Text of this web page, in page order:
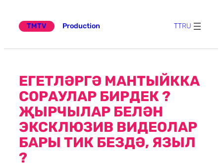
TMTV
Production TTRU
ЕГЕТЛӘРГӘ МАНТЫЙККА
СОРАУЛАР БИРДЕК ?
ҖЫРЧЫЛАР БЕЛӘН
ЭКСКЛЮЗИВ ВИДЕОЛАР
БАРЫ ТИК БЕЗДӘ, ЯЗЫЛ
?